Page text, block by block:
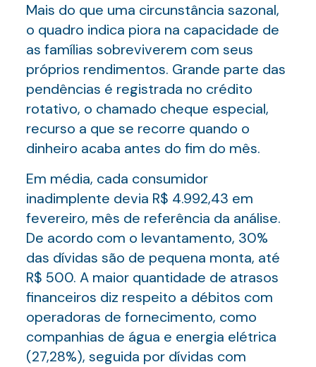
Mais do que uma circunstância sazonal,
o quadro indica piora na capacidade de
as famílias sobreviverem com seus
próprios rendimentos. Grande parte das
pendências é registrada no crédito
rotativo, o chamado cheque especial,
recurso a que se recorre quando o
dinheiro acaba antes do fim do mês.
Em média, cada consumidor
inadimplente devia R$ 4.992,43 em
fevereiro, mês de referência da análise.
De acordo com o levantamento, 30%
das dívidas são de pequena monta, até
R$ 500. A maior quantidade de atrasos
financeiros diz respeito a débitos com
operadoras de fornecimento, como
companhias de água e energia elétrica
(27,28%), seguida por dívidas com